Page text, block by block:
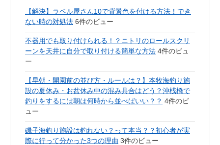
【解決】ラベル屋さん10で背景色を付ける方法！でき
ない時の対処法 6件のビュー
不器用でも取り付けられる！？ニトリのロールスクリ
ーンを天井に自分で取り付ける簡単な方法 4件のビュ
ー
【早朝・開園前の並び方・ルールは？】本牧海釣り施
設の夏休み・お盆休み中の混み具合はどう？沖桟橋で
釣りをするには朝は何時から並べばいい？？ 4件のビ
ュー
磯子海釣り施設は釣れない？って本当？？初心者が実
際に行って分かった3つの理由 3件のビュー